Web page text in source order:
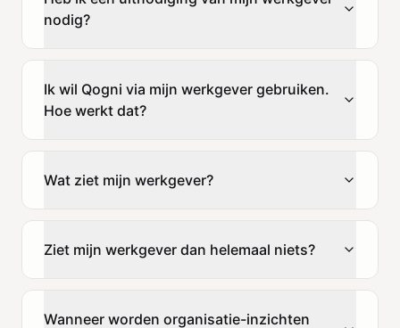
nodig?
Ik wil Qogni via mijn werkgever gebruiken.
Hoe werkt dat?
Wat ziet mijn werkgever?
Ziet mijn werkgever dan helemaal niets?
Wanneer worden organisatie-inzichten